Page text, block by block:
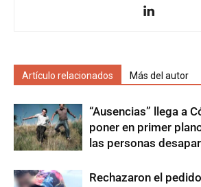
Artículo relacionados Más del autor
“Ausencias” llega a
poner en primer
las personas
Rechazaron el